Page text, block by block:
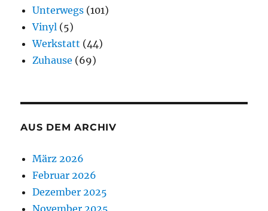
Unterwegs (101)
Vinyl (5)
Werkstatt (44)
Zuhause (69)
AUS DEM ARCHIV
März 2026
Februar 2026
Dezember 2025
November 2025